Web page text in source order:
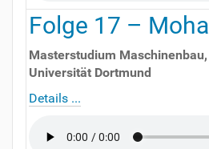
Folge 17 –
Masterstudium Maschinenbau
Universität Dortmund
Details ...